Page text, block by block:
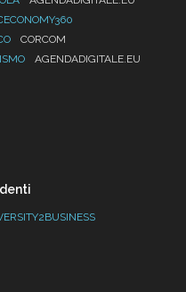
CORCOM
AGENDADIGITALE.EU